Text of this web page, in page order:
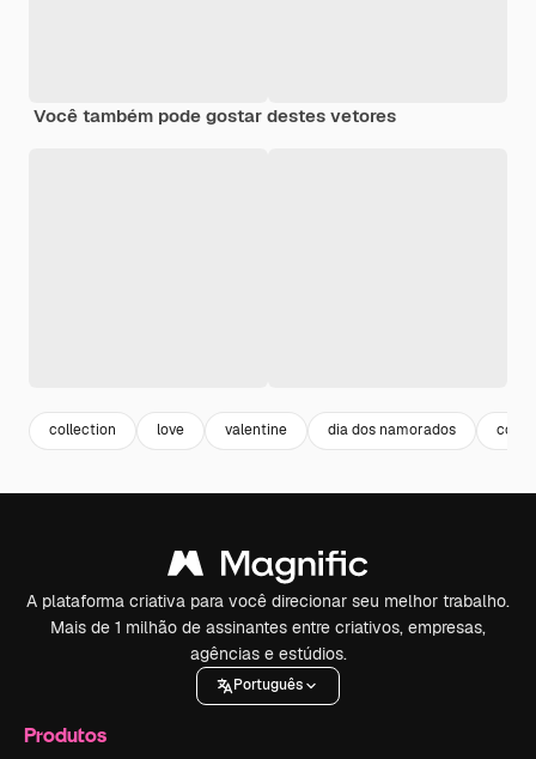
Você também pode gostar destes vetores
collection love valentine dia dos namorados
A plataforma criativa para você direcionar seu melhor trabalho.
Mais de 1 milhão de assinantes entre criativos, empresas,
agências e estúdios.
Português
Produtos